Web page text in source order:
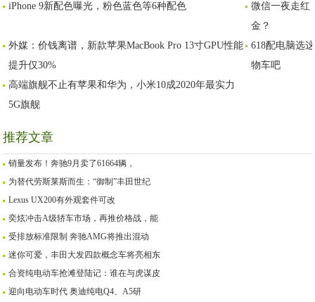
妃，死后花了13万两白
时刻”，票数遥遥领先
从不对沈眉庄动手？
iPhone 9新配色曝光，粉色蓝色等6种配色
微信一夜走红
金？
外媒：价钱离谱，新款苹果MacBook Pro 13寸GPU性能
提升仅30%
618配电脑选
物车吧
高端旗舰不止有苹果和华为，小米10成2020年最实力
5G旗舰
推荐文章
销量发布！奔驰9月卖了61664辆，
为替代劳斯莱斯而生：“御制”丰田世纪
Lexus UX200有外观套件可改
奕炫冲击A级轿车市场，再推价格战，能
受排放标准限制 奔驰AMG将推出混动
迷你可爱，丰田大发四款概念车将亮相东
合资纯电动车抢滩登陆记：谁在与虎谋皮
迎向电动车时代 奥迪纯电Q4、A5研